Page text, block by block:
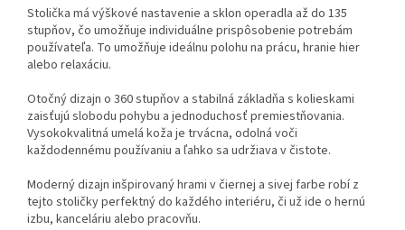
Stolička má výškové nastavenie a sklon operadla až do 135
stupňov, čo umožňuje individuálne prispôsobenie potrebám
používateľa. To umožňuje ideálnu polohu na prácu, hranie hier
alebo relaxáciu.
Otočný dizajn o 360 stupňov a stabilná základňa s kolieskami
zaisťujú slobodu pohybu a jednoduchosť premiestňovania.
Vysokokvalitná umelá koža je trvácna, odolná voči
každodennému používaniu a ľahko sa udržiava v čistote.
Moderný dizajn inšpirovaný hrami v čiernej a sivej farbe robí z
tejto stoličky perfektný do každého interiéru, či už ide o hernú
izbu, kanceláriu alebo pracovňu.